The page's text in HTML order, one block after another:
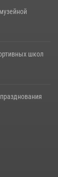
школ